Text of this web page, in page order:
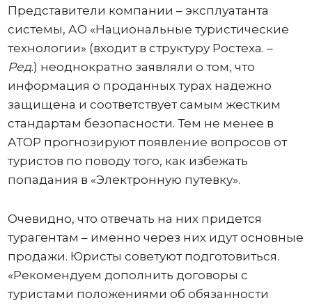
Представители компании – эксплуатанта
системы, АО «Национальные туристические
технологии» (входит в структуру Ростеха. –
Ред.) неоднократно заявляли о том, что
информация о проданных турах надежно
защищена и соответствует самым жестким
стандартам безопасности. Тем не менее в
АТОР прогнозируют появление вопросов от
туристов по поводу того, как избежать
попадания в «Электронную путевку».
Очевидно, что отвечать на них придется
турагентам – именно через них идут основные
продажи. Юристы советуют подготовиться.
«Рекомендуем дополнить договоры с
туристами положениями об обязанности